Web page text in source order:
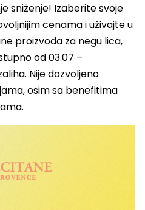
sniženje! Izaberite svoje
cenama i uživajte u
proizvoda za negu lica,
od 03.07 –
Nije dozvoljeno
osim sa benefitima